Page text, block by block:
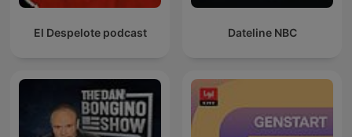
El Despelote podcast Dateline NBC